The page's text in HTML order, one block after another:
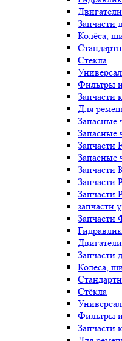
Двигатели
Запчасти
Колёса,
Стёкла
Фильтры
Запчасти
Для
Запасные
Запасные
Запчасти
Запасные
Запчасти
Запчасти
Запчасти
запчасти
Запчасти
Двигатели
Запчасти
Колёса,
Стёкла
Фильтры
Запчасти